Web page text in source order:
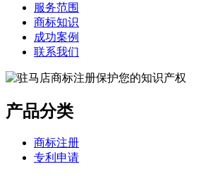
服务范围
商标知识
成功案例
联系我们
产品分类
商标注册
专利申请